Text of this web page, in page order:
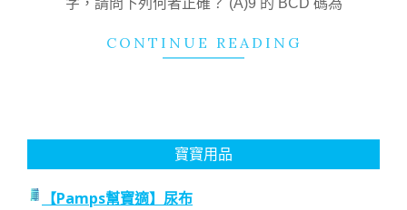
CONTINUE READING
寶寶用品
【Pamps幫寶適】尿布